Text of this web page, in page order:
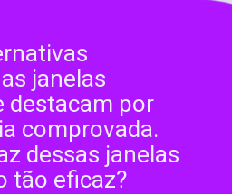
janelas
destacam por
comprovada.
dessas janelas
tão eficaz?